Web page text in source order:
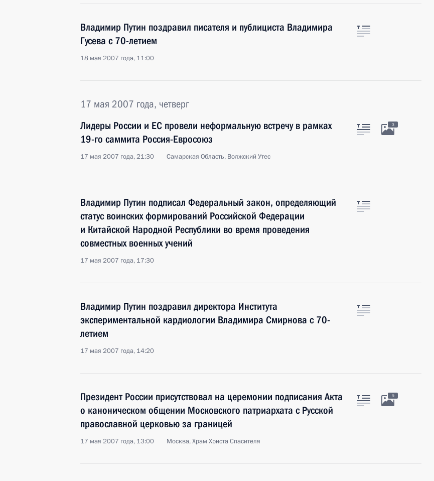
Владимир Путин поздравил писателя и публициста Владимира
Гусева с 70-летием
18 мая 2007 года, 11:00
17 мая 2007 года, четверг
Лидеры России и ЕС провели неформальную встречу в рамках
19-го саммита Россия-Евросоюз
17 мая 2007 года, 21:30 Самарская Область, Волжский Утес
3
Владимир Путин подписал Федеральный закон, определяющий
статус воинских формирований Российской Федерации
и Китайской Народной Республики во время проведения
совместных военных учений
17 мая 2007 года, 17:30
Владимир Путин поздравил директора Института
экспериментальной кардиологии Владимира Смирнова с 70-
летием
17 мая 2007 года, 14:20
Президент России присутствовал на церемонии подписания Акта
о каноническом общении Московского патриархата с Русской
православной церковью за границей
17 мая 2007 года, 13:00 Москва, Храм Христа Спасителя
9